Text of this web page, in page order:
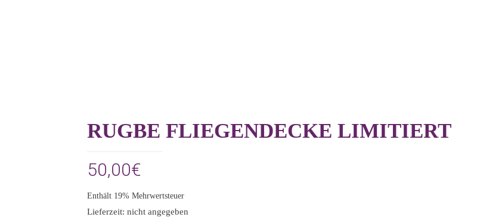
RUGBE FLIEGENDECKE LIMITIERT
50,00€
Enthält 19% Mehrwertsteuer
Lieferzeit: nicht angegeben